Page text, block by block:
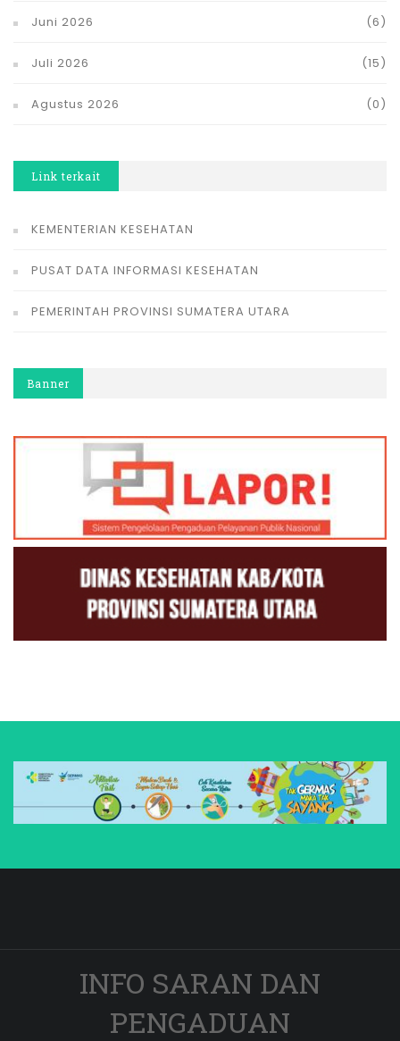
Juni 2026 (6)
Juli 2026 (15)
Agustus 2026 (0)
Link terkait
KEMENTERIAN KESEHATAN
PUSAT DATA INFORMASI KESEHATAN
PEMERINTAH PROVINSI SUMATERA UTARA
Banner
INFO SARAN DAN
PENGADUAN